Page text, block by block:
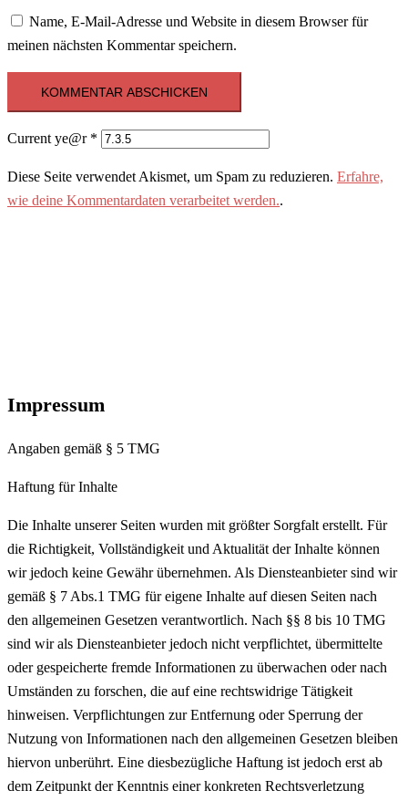
Name, E-Mail-Adresse und Website in diesem Browser für
meinen nächsten Kommentar speichern.
Current ye@r *
Diese Seite verwendet Akismet, um Spam zu reduzieren. Erfahre,
wie deine Kommentardaten verarbeitet werden..
Impressum
Angaben gemäß § 5 TMG
Haftung für Inhalte
Die Inhalte unserer Seiten wurden mit größter Sorgfalt erstellt. Für
die Richtigkeit, Vollständigkeit und Aktualität der Inhalte können
wir jedoch keine Gewähr übernehmen. Als Diensteanbieter sind wir
gemäß § 7 Abs.1 TMG für eigene Inhalte auf diesen Seiten nach
den allgemeinen Gesetzen verantwortlich. Nach §§ 8 bis 10 TMG
sind wir als Diensteanbieter jedoch nicht verpflichtet, übermittelte
oder gespeicherte fremde Informationen zu überwachen oder nach
Umständen zu forschen, die auf eine rechtswidrige Tätigkeit
hinweisen. Verpflichtungen zur Entfernung oder Sperrung der
Nutzung von Informationen nach den allgemeinen Gesetzen bleiben
hiervon unberührt. Eine diesbezügliche Haftung ist jedoch erst ab
dem Zeitpunkt der Kenntnis einer konkreten Rechtsverletzung